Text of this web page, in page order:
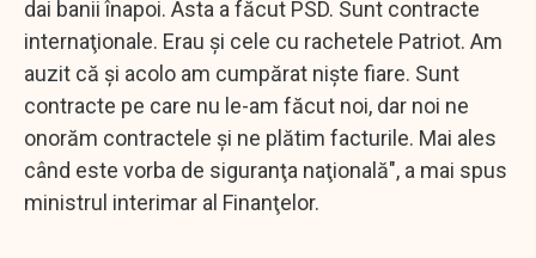
dai banii înapoi. Asta a făcut PSD. Sunt contracte
internaţionale. Erau şi cele cu rachetele Patriot. Am
auzit că şi acolo am cumpărat nişte fiare. Sunt
contracte pe care nu le-am făcut noi, dar noi ne
onorăm contractele şi ne plătim facturile. Mai ales
când este vorba de siguranţa naţională", a mai spus
ministrul interimar al Finanţelor.